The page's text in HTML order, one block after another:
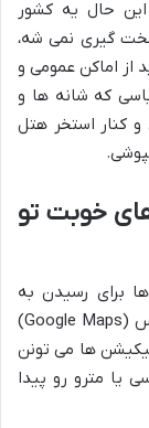
حال یه کشور
گیری نمی شه،
از اماکن عمومی و
که شانه ها و
و کنار استخر هتل
خوبت تو
برای رسیدن به
مقصدت، حتماً از اپلیکیشن هایی مثل گوگل مپس (Google Maps)
ها می تونن
یا مترو رو پیدا